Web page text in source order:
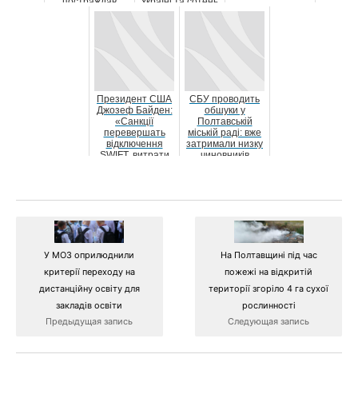
водій
жертв прово...
Президент США
Джозеф Байден:
«Санкції
перевершать
відключення
SWIFT, витрати
СБУ проводить
обшуки у
Полтавській
міській раді: вже
затримали низку
чиновників
У МОЗ оприлюднили
критерії переходу на
дистанційну освіту для
закладів освіти
Предыдущая запись
На Полтавщині під час
пожежі на відкритій
території згоріло 4 га сухої
рослинності
Следующая запись